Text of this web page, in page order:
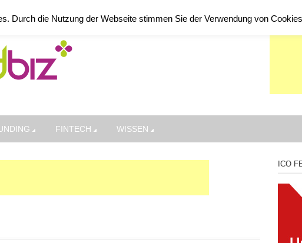
FINTECH WISSEN
ICO
Durch die Nutzung der Webseite stimmen Sie der Verwendung von